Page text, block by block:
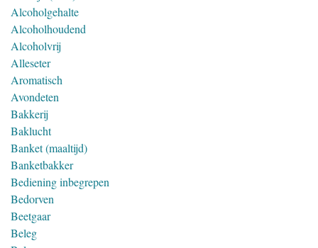
Alcoholgehalte
Alcoholhoudend
Alcoholvrij
Alleseter
Aromatisch
Avondeten
Bakkerij
Baklucht
Banket (maaltijd)
Banketbakker
Bediening inbegrepen
Bedorven
Beetgaar
Beleg